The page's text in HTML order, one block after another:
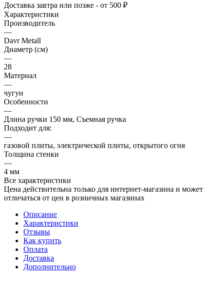
Доставка завтра или позже - от 500 ₽
Характеристики
Производитель
—
Davr Metall
Диаметр (см)
—
28
Материал
—
чугун
Особенности
—
Длина ручки 150 мм, Съемная ручка
Подходит для:
—
газовой плиты, электрической плиты, открытого огня
Толщина стенки
—
4 мм
Все характеристики
Цена действительна только для интернет-магазина и может
отличаться от цен в розничных магазинах
Описание
Характеристики
Отзывы
Как купить
Оплата
Доставка
Дополнительно